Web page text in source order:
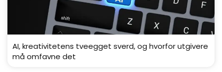
AI, kreativitetens tveegget sverd, og hvorfor utgivere
må omfavne det